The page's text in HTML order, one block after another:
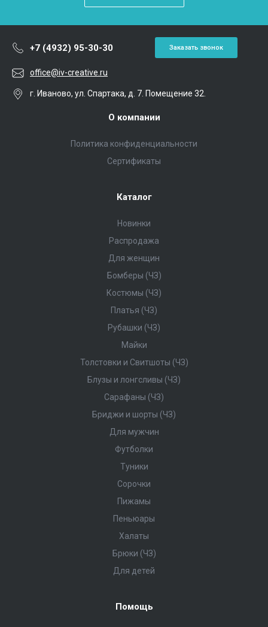
+7 (4932) 95-30-30 Заказать звонок
office@iv-creative.ru
г. Иваново, ул. Спартака, д. 7. Помещение 32.
О компании
Политика конфиденциальности
Сертификаты
Каталог
Новинки
Распродажа
Для женщин
Бомберы (ЧЗ)
Костюмы (ЧЗ)
Платья (ЧЗ)
Рубашки (ЧЗ)
Майки
Толстовки и Свитшоты (ЧЗ)
Блузы и лонгсливы (ЧЗ)
Сарафаны (ЧЗ)
Бриджи и шорты (ЧЗ)
Для мужчин
Футболки
Туники
Сорочки
Пижамы
Пеньюары
Халаты
Брюки (ЧЗ)
Для детей
Помощь